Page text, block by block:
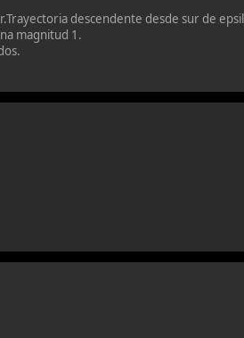
descendente desde sur de
magnitud 1.